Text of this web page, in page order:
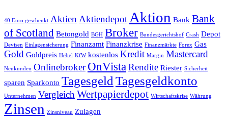
40 Euro geschenkt AktienAktiendepotAktion Bank Bank
of Scotland Betongold BGH Broker Bundesgerichtshof Crash Depot
Devisen Einlagensicherung Finanzamt Finanzkrise Finanzmärkte Forex Gas
Gold Goldpreis Hebel KfW kostenlos Kredit Margin Mastercard
Neukunden Onlinebroker OnVistaRendite Riester Sicherheit
sparen Sparkonto Tagesgeld Tagesgeldkonto
Unternehmen VergleichWertpapierdepot Wirtschaftskrise Währung
Zinsen Zinsniveau Zulagen